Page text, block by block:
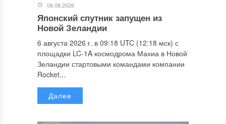
06.08.2026
Японский спутник запущен из
Новой Зеландии
6 августа 2026 г. в 09:18 UTC (12:18 мск) с
площадки LC-1A космодрома Махиа в Новой
Зеландии стартовыми командами компании
Rocket...
Далее